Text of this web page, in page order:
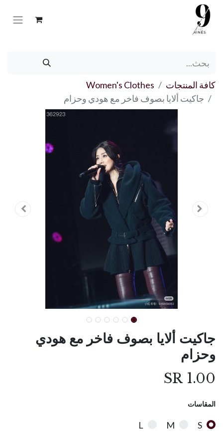
كافة المنتجات
Women's Clothes
جاكيت ألايا بصوف فاخر مع هودي وحزام
جاكيت ألايا بصوف فاخر مع هودي
وحزام
1.00
SR
المقاسات
S
M
L